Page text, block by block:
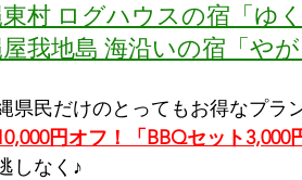
村 ログハウスの宿「ゆく
我地島 海沿いの宿「やが
県民だけのとってもお得なプラ
円オフ！「BBQセット3,000
しなく♪